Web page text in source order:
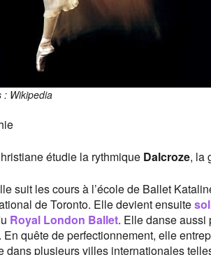
: Wikipedia
étudie la rythmique Dalcroze, la
suit les cours à l’école de Ballet
de Toronto. Elle devient ensuite
Royal London Ballet. Elle danse aussi
quête de perfectionnement, elle
dans plusieurs villes internationales